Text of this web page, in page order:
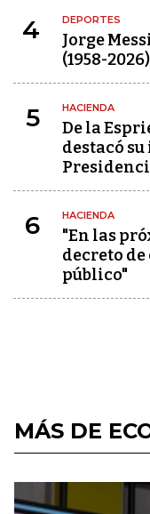
4 DEPORTES
Jorge
(1958-2026)
5 HACIENDA
De la
destacó
6 HACIENDA
"En las
decreto
público"
MÁS DE